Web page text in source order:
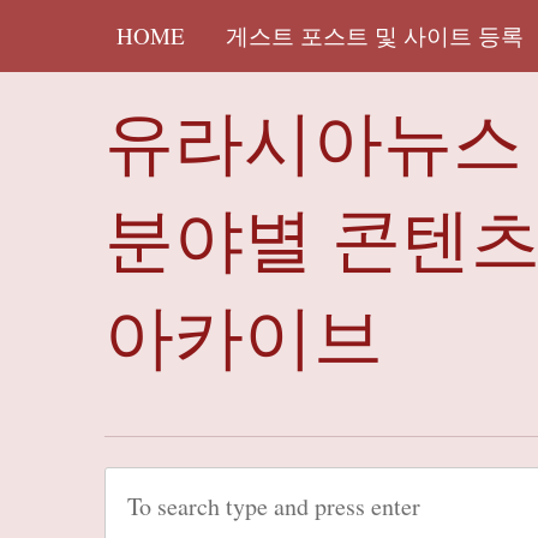
HOME 게스트 포스트 및 사이트 등록
유라시아뉴스
분야별 콘텐
아카이브